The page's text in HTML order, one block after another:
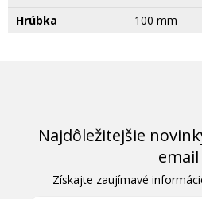
Hrúbka
100 mm
Najdôležitejšie
email
Získajte zaujímavé